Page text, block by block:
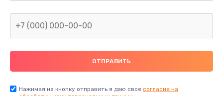
Нажимая на кнопку отправить я даю свое согласие на